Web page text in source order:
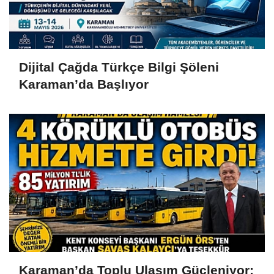
Dijital Çağda Türkçe Bilgi Şöleni
Karaman’da Başlıyor
Karaman’da Toplu Ulaşım Güçleniyor: